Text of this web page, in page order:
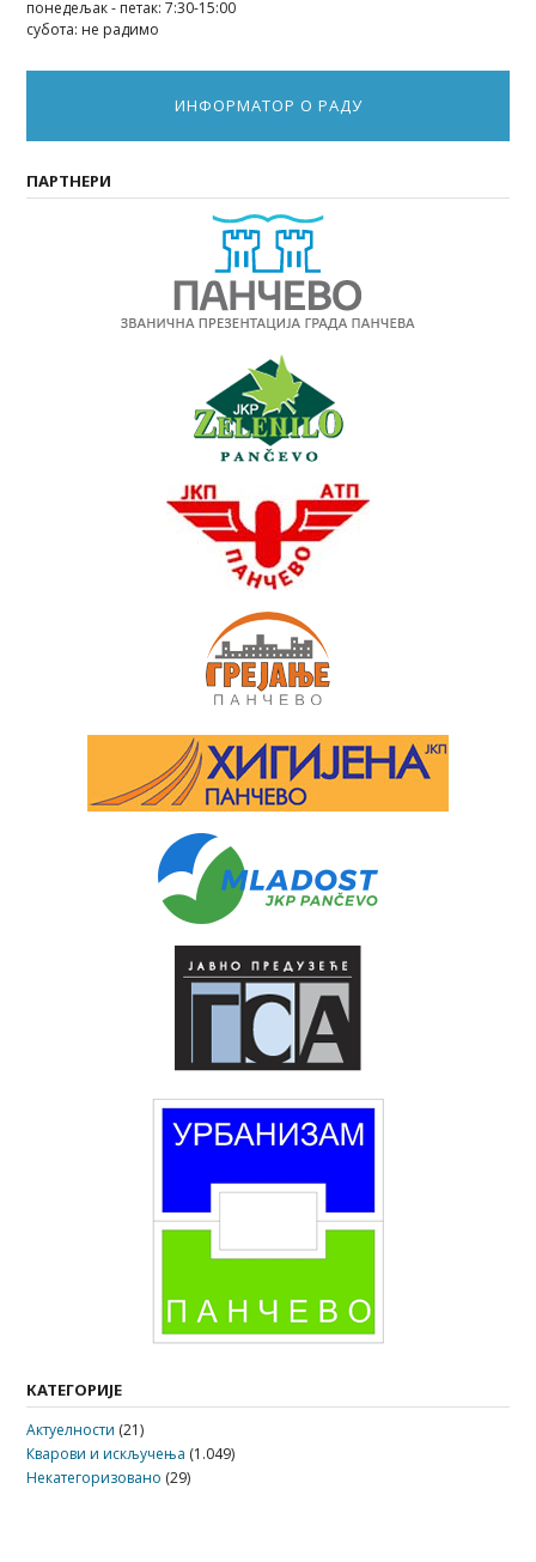
понедељак - петак: 7:30-15:00
субота: не радимо
ИНФОРМАТОР О РАДУ
ПАРТНЕРИ
КАТЕГОРИЈЕ
Актуелности (21)
Кварови и искључења (1.049)
Некатегоризовано (29)